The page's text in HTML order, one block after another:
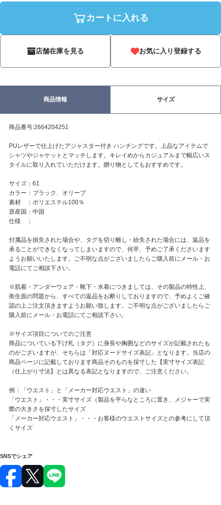
カートに入れる
店舗在庫を見る お気に入り登録する
商品情報 サイズ
商品番号:2664204251
PUレザーで仕上げたアジャスター付き ハンチングです。上品なアイテムで
シャツやジャケットとマッチします。キレイめからカジュアルまで幅広いス
タイルに取り入れていただけます。贈り物としてもおすすめです。
サイズ：61
カラー：ブラック、オリーブ
素材 ：ポリエステル100％
原産国：中国
仕様 ：
付属品を損失された場合や、タグを切り離し・紛失された場合には、返品を
承ることができなくなってしまいますので、何卒、予めご了承くださいます
ようお願いいたします。ご不明な点がございましたらご購入前にメール・お
電話にてご相談下さい。
※肌着・アンダーウェア・靴下・水着につきましては、その製品の特性上、
衛生面の問題から、すべての返品をお断りしておりますので、予めよくご確
認の上ご注文頂きますようお願い致します。ご不明な点がございましたらご
購入前にメール・お電話にてご相談下さい。
※サイズ項目についてのご注意
商品についている下げ札（タグ）に身長や胸囲などのサイズが記載されたも
のがございますが、そちらは「対応ヌードサイズ表記」となります。当店の
商品ページに記載しております商品そのものを採寸した【実寸サイズ表記
（仕上がり寸法】とは異なる表記となりますので、ご注意ください。
例：「ウエスト」と「メーカー対応ウエスト」の違い
「ウエスト」・・・実寸サイズ（製品を平らなところに置き、メジャーで実
際の大きさを採寸したサイズ
「メーカー対応ウエスト」・・・お客様のウエストサイズとの参考にして頂
くサイズ
SNSでシェア